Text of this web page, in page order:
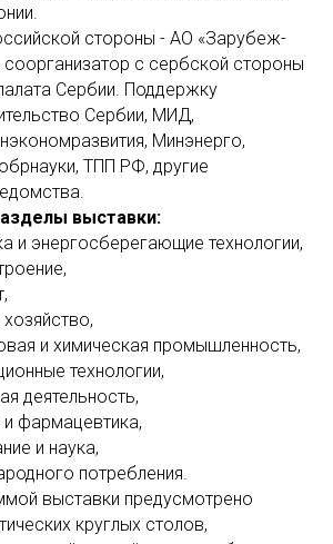
стороны - АО «Зарубеж-
с сербской стороны
Сербии. Поддержку
Сербии, МИД,
Минэнерго,
ТПП РФ, другие
выставки:
технологии,
и химическая промышленность,
технологии,
и наука,
потребления.
выставки предусмотрено
круглых столов,